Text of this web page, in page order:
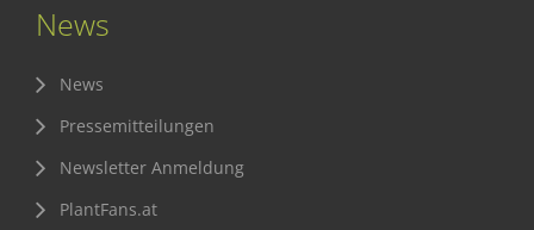
News
News
Pressemitteilungen
Newsletter Anmeldung
PlantFans.at